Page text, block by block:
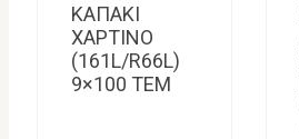
ΚΑΠΑΚΙ
ΧΑΡΤΙΝΟ
(161L/R66L)
9×100 ΤΕΜ